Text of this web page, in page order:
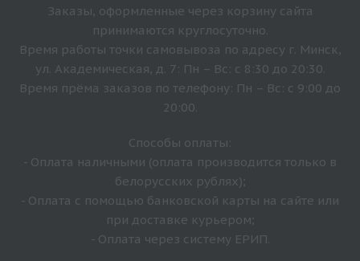
Заказы, оформленные через корзину сайта
принимаются круглосуточно.
Время работы точки самовывоза по адресу г. Минск,
ул. Академическая, д. 7: Пн – Вс: с 8:30 до 20:30.
Время прёма заказов по телефону: Пн – Вс: с 9:00 до
20:00.
Способы оплаты:
- Оплата наличными (оплата производится только в
белорусских рублях);
- Оплата с помощью банковской карты на сайте или
при доставке курьером;
- Оплата через систему ЕРИП.